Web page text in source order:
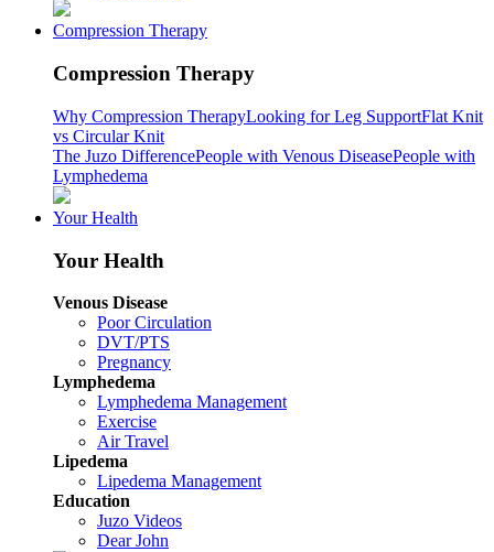
Compression Therapy
Compression Therapy
Why Compression TherapyLooking for Leg SupportFlat Knit
vs Circular Knit
The Juzo DifferencePeople with Venous DiseasePeople with
Lymphedema
Your Health
Your Health
Venous Disease
Poor Circulation
DVT/PTS
Pregnancy
Lymphedema
Lymphedema Management
Exercise
Air Travel
Lipedema
Lipedema Management
Education
Juzo Videos
Dear John